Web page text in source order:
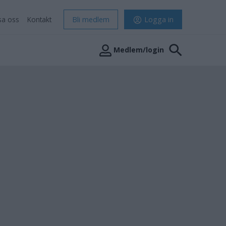
oss Kontakt Bli medlem Logga in
Medlem/login